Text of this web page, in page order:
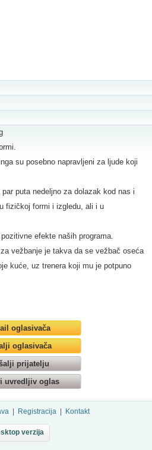
su posebno napravljeni za ljude koji
puta nedeljno za dolazak kod nas i
fizičkoj formi i izgledu, ali i u
efekte naših programa.
vežbanje je takva da se vežbač oseća
kuće, uz trenera koji mu je potpuno
oglasivača
oglasivača
prijatelju
uvredljiv oglas
Registracija Kontakt
verzija